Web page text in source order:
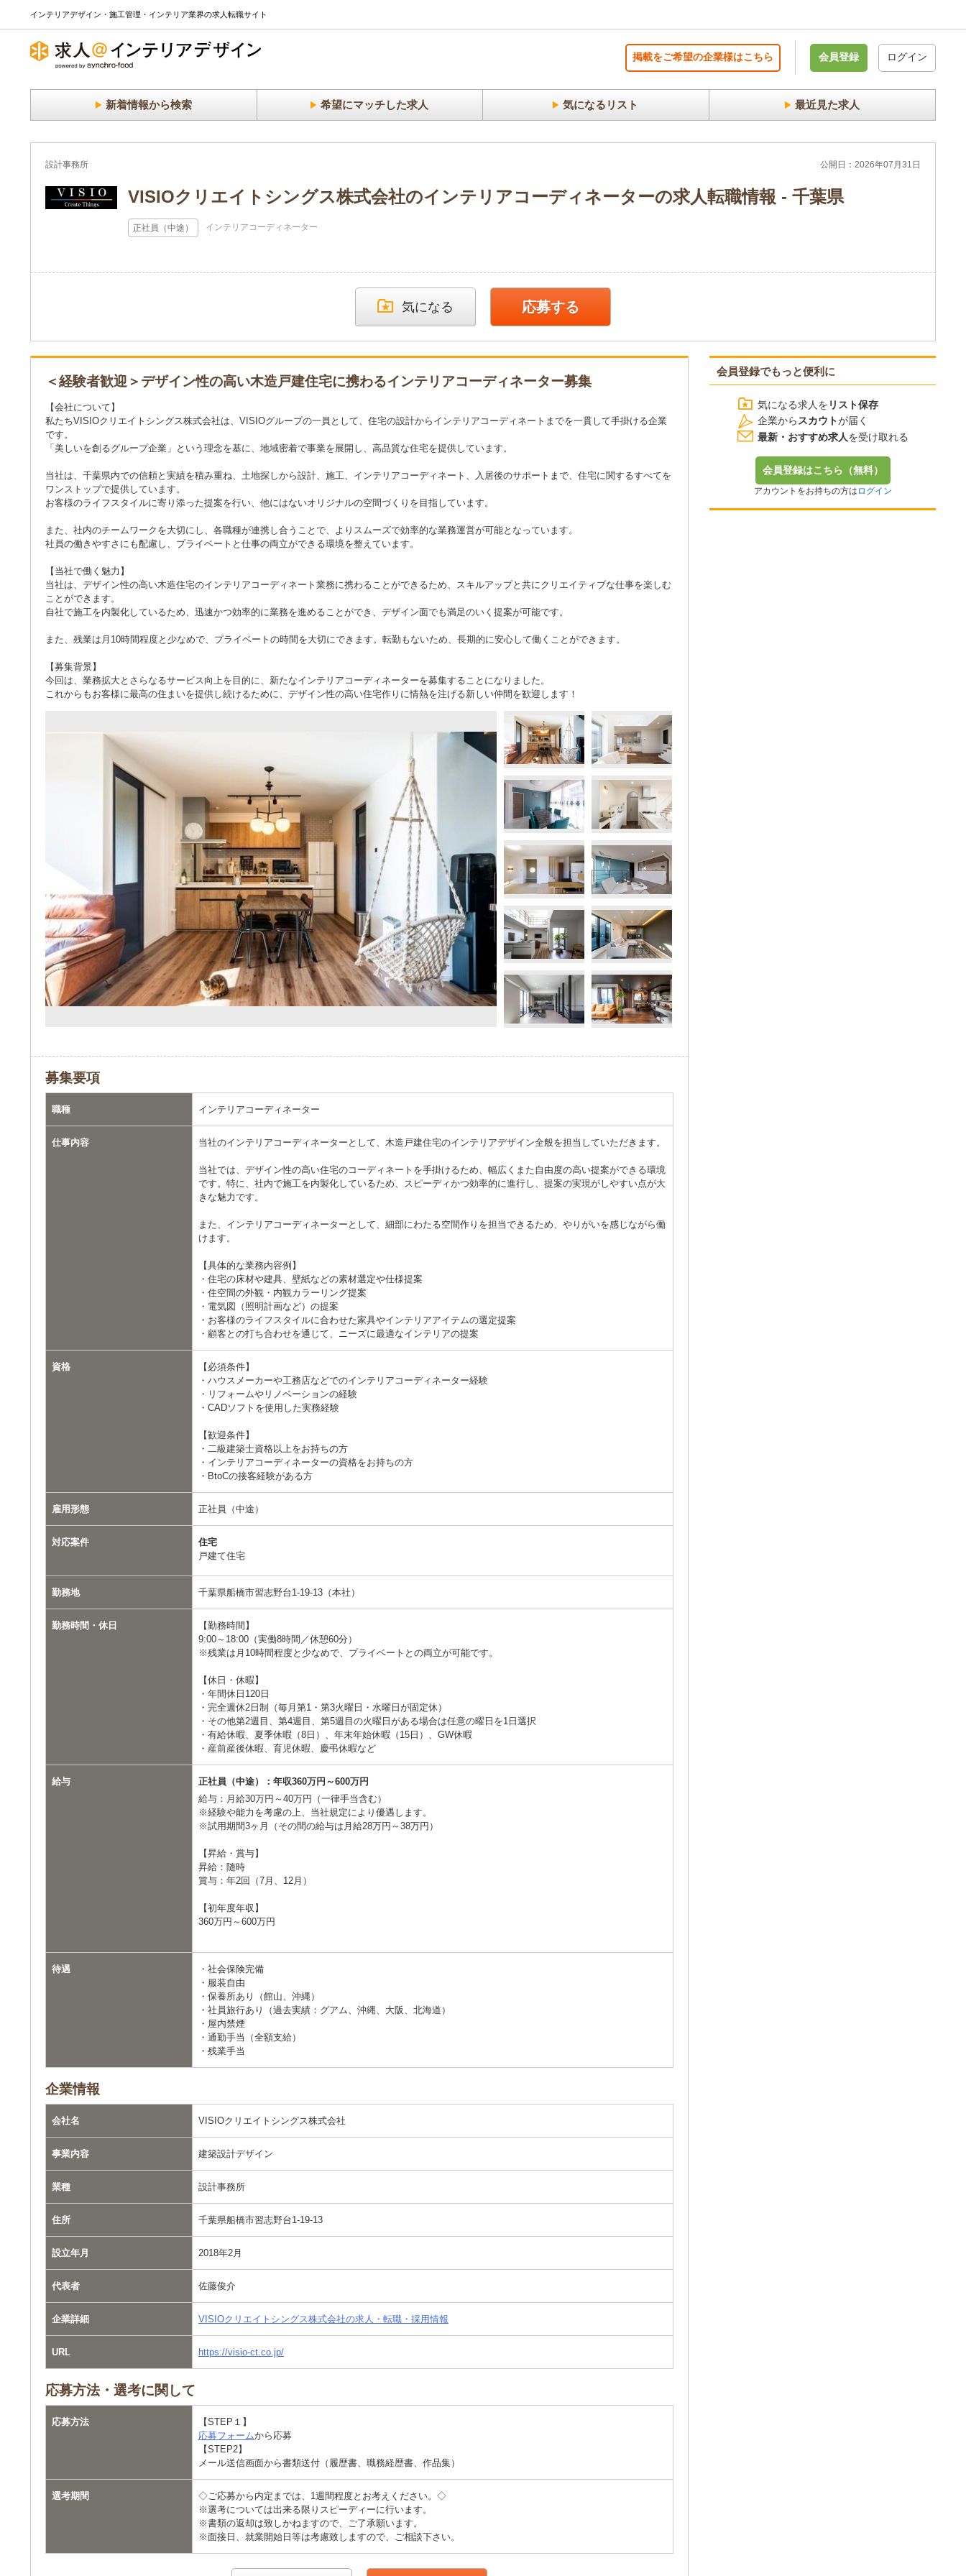
インテリアデザイン・施工管理・インテリア業界の求人転職サイト
掲載をご希望の企業様はこちら 会員登録 ログイン
新着情報から検索 希望にマッチした求人 気になるリスト 最近見た求人
設計事務所 公開日：2026年07月31日
VISIOクリエイトシングス株式会社のインテリアコーディネーターの求人転職情報 - 千葉県
正社員（中途） インテリアコーディネーター
気になる 応募する
＜経験者歓迎＞デザイン性の高い木造戸建住宅に携わるインテリアコーディネーター募集
【会社について】
私たちVISIOクリエイトシングス株式会社は、VISIOグループの一員として、住宅の設計からインテリアコーディネートまでを一貫して手掛ける企業
です。
「美しいを創るグループ企業」という理念を基に、地域密着で事業を展開し、高品質な住宅を提供しています。
当社は、千葉県内での信頼と実績を積み重ね、土地探しから設計、施工、インテリアコーディネート、入居後のサポートまで、住宅に関するすべてを
ワンストップで提供しています。
お客様のライフスタイルに寄り添った提案を行い、他にはないオリジナルの空間づくりを目指しています。
また、社内のチームワークを大切にし、各職種が連携し合うことで、よりスムーズで効率的な業務運営が可能となっています。
社員の働きやすさにも配慮し、プライベートと仕事の両立ができる環境を整えています。
【当社で働く魅力】
当社は、デザイン性の高い木造住宅のインテリアコーディネート業務に携わることができるため、スキルアップと共にクリエイティブな仕事を楽しむ
ことができます。
自社で施工を内製化しているため、迅速かつ効率的に業務を進めることができ、デザイン面でも満足のいく提案が可能です。
また、残業は月10時間程度と少なめで、プライベートの時間を大切にできます。転勤もないため、長期的に安心して働くことができます。
【募集背景】
今回は、業務拡大とさらなるサービス向上を目的に、新たなインテリアコーディネーターを募集することになりました。
これからもお客様に最高の住まいを提供し続けるために、デザイン性の高い住宅作りに情熱を注げる新しい仲間を歓迎します！
募集要項
職種 インテリアコーディネーター
仕事内容 当社のインテリアコーディネーターとして、木造戸建住宅のインテリアデザイン全般を担当していただきます。
当社では、デザイン性の高い住宅のコーディネートを手掛けるため、幅広くまた自由度の高い提案ができる環境
です。特に、社内で施工を内製化しているため、スピーディかつ効率的に進行し、提案の実現がしやすい点が大
きな魅力です。
また、インテリアコーディネーターとして、細部にわたる空間作りを担当できるため、やりがいを感じながら働
けます。
【具体的な業務内容例】
・住宅の床材や建具、壁紙などの素材選定や仕様提案
・住空間の外観・内観カラーリング提案
・電気図（照明計画など）の提案
・お客様のライフスタイルに合わせた家具やインテリアアイテムの選定提案
・顧客との打ち合わせを通じて、ニーズに最適なインテリアの提案
資格
【必須条件】
・ハウスメーカーや工務店などでのインテリアコーディネーター経験
・リフォームやリノベーションの経験
・CADソフトを使用した実務経験
【歓迎条件】
・二級建築士資格以上をお持ちの方
・インテリアコーディネーターの資格をお持ちの方
・BtoCの接客経験がある方
雇用形態 正社員（中途）
対応案件
住宅
戸建て住宅
勤務地 千葉県船橋市習志野台1-19-13（本社）
勤務時間・休日
【勤務時間】
9:00～18:00（実働8時間／休憩60分）
※残業は月10時間程度と少なめで、プライベートとの両立が可能です。
【休日・休暇】
・年間休日120日
・完全週休2日制（毎月第1・第3火曜日・水曜日が固定休）
・その他第2週目、第4週目、第5週目の火曜日がある場合は任意の曜日を1日選択
・有給休暇、夏季休暇（8日）、年末年始休暇（15日）、GW休暇
・産前産後休暇、育児休暇、慶弔休暇など
給与
正社員（中途）：年収360万円～600万円
給与：月給30万円～40万円（一律手当含む）
※経験や能力を考慮の上、当社規定により優遇します。
※試用期間3ヶ月（その間の給与は月給28万円～38万円）
【昇給・賞与】
昇給：随時
賞与：年2回（7月、12月）
【初年度年収】
360万円～600万円
待遇
・社会保険完備
・服装自由
・保養所あり（館山、沖縄）
・社員旅行あり（過去実績：グアム、沖縄、大阪、北海道）
・屋内禁煙
・通勤手当（全額支給）
・残業手当
企業情報
会社名 VISIOクリエイトシングス株式会社
事業内容 建築設計デザイン
業種 設計事務所
住所 千葉県船橋市習志野台1-19-13
設立年月 2018年2月
代表者 佐藤俊介
企業詳細 VISIOクリエイトシングス株式会社の求人・転職・採用情報
URL https://visio-ct.co.jp/
応募方法・選考に関して
応募方法
【STEP１】
応募フォームから応募
【STEP2】
メール送信画面から書類送付（履歴書、職務経歴書、作品集）
選考期間
◇ご応募から内定までは、1週間程度とお考えください。◇
※選考については出来る限りスピーディーに行います。
※書類の返却は致しかねますので、ご了承願います。
※面接日、就業開始日等は考慮致しますので、ご相談下さい。
会員登録でもっと便利に
気になる求人を リスト保存
企業から スカウトが届く
最新・おすすめ求人を受け取れる
会員登録はこちら（無料）
アカウントをお持ちの方は ログイン